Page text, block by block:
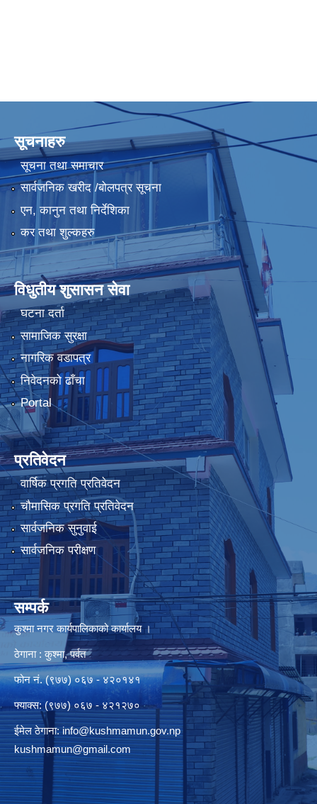
सूचनाहरु
सूचना तथा समाचार
सार्वजनिक खरीद /बोलपत्र सूचना
एन, कानुन तथा निर्देशिका
कर तथा शुल्कहरु
विधुतीय शुसासन सेवा
घटना दर्ता
सामाजिक सुरक्षा
नागरिक वडापत्र
निवेदनको ढाँचा
Portal
प्रतिवेदन
वार्षिक प्रगति प्रतिवेदन
चौमासिक प्रगति प्रतिवेदन
सार्वजनिक सुनुवाई
सार्वजनिक परीक्षण
सम्पर्क
कुश्मा नगर कार्यपालिकाको कार्यालय ।
ठेगाना : कुश्मा, पर्वत
फोन नं. (९७७) ०६७ - ४२०१४१
फ्याक्स: (९७७) ०६७ - ४२१२७०
ईमेल ठेगाना:info@kushmamun.gov.np
kushmamun@gmail.com